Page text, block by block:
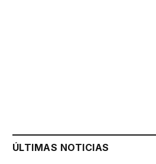
ÚLTIMAS NOTICIAS